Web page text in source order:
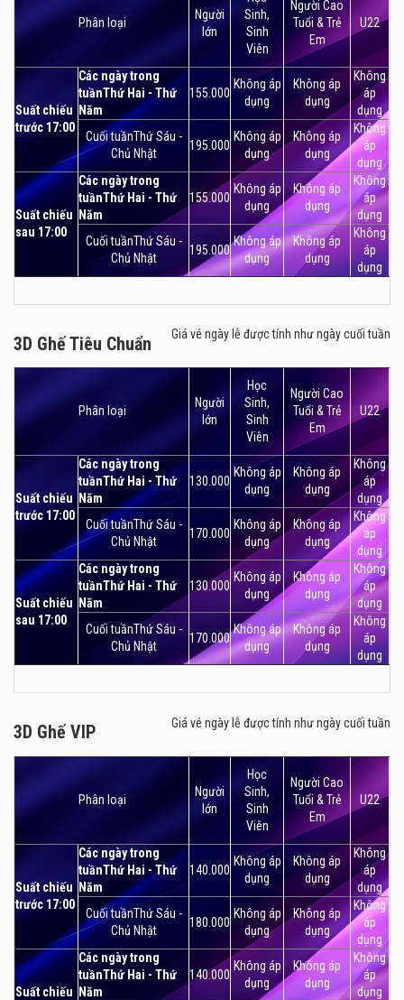
độ tôn trọng và lịch sự, luôn sẵn sàng giúp đỡ khi cần
thiết.
Hội tụ tất cả các yếu tố cần và đủ, Lotte Cinema Cantavil
đã trở thành lựa chọn số 1 tại Sài Gòn khi các bạn trẻ có
nhu cầu đến thưởng thức những bộ phim điện ảnh mới
nhất và hấp dẫn nhất.
Phân loại
Người
lớn
Sinh,
Sinh
Viên
Người Cao
Tuổi & Trẻ
Em
U22
Suất chiếu
trước 17:00
Các ngày trong
tuầnThứ Hai - Thứ
Năm
155.000
Không áp
dụng
Không áp
dụng
Không
áp
dụng
Cuối tuầnThứ Sáu -
Chủ Nhật
195.000
Không áp
dụng
Không áp
dụng
Không
áp
dụng
Suất chiếu
sau 17:00
Các ngày trong
tuầnThứ Hai - Thứ
Năm
155.000
Không áp
dụng
Không áp
dụng
Không
áp
dụng
Cuối tuầnThứ Sáu -
Chủ Nhật
195.000
Không áp
dụng
Không áp
dụng
Không
áp
dụng
3D Ghế Tiêu Chuẩn
Giá vé ngày lễ được tính như ngày cuối tuần
Phân loại
Người
lớn
Học
Sinh,
Sinh
Viên
Người Cao
Tuổi & Trẻ
Em
U22
Suất chiếu
trước 17:00
Các ngày trong
tuầnThứ Hai - Thứ
Năm
130.000
Không áp
dụng
Không áp
dụng
Không
áp
dụng
Cuối tuầnThứ Sáu -
Chủ Nhật
170.000
Không áp
dụng
Không áp
dụng
Không
áp
dụng
Suất chiếu
sau 17:00
Các ngày trong
tuầnThứ Hai - Thứ
Năm
130.000
Không áp
dụng
Không áp
dụng
Không
áp
dụng
Cuối tuầnThứ Sáu -
Chủ Nhật
170.000
Không áp
dụng
Không áp
dụng
Không
áp
dụng
3D Ghế VIP
Giá vé ngày lễ được tính như ngày cuối tuần
Phân loại
Người
lớn
Học
Sinh,
Sinh
Viên
Người Cao
Tuổi & Trẻ
Em
U22
Suất chiếu
trước 17:00
Các ngày trong
tuầnThứ Hai - Thứ
Năm
140.000
Không áp
dụng
Không áp
dụng
Không
áp
dụng
Cuối tuầnThứ Sáu -
Chủ Nhật
180.000
Không áp
dụng
Không áp
dụng
Không
áp
dụng
Suất chiếu
Các ngày trong
tuầnThứ Hai - Thứ
Năm
140.000
Không áp
dụng
Không áp
dụng
Không
áp
dụng